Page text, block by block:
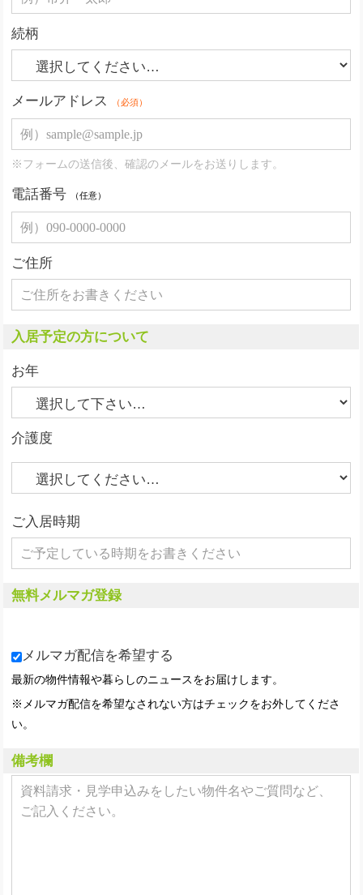
続柄
メールアドレス （必須）
※フォームの送信後、確認のメールをお送りします。
電話番号 （任意）
ご住所
入居予定の方について
お年
介護度
ご入居時期
無料メルマガ登録
メルマガ配信を希望する
最新の物件情報や暮らしのニュースをお届けします。
※メルマガ配信を希望なされない方はチェックをお外してくださ
い。
備考欄